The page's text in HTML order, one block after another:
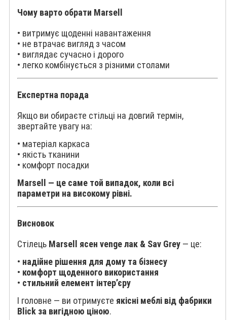
Чому варто обрати Marsell
• витримує щоденні навантаження
• не втрачає вигляд з часом
• виглядає сучасно і дорого
• легко комбінується з різними столами
Експертна порада
Якщо ви обираєте стільці на довгий термін,
звертайте увагу на:
• матеріал каркаса
• якість тканини
• комфорт посадки
Marsell — це саме той випадок, коли всі
параметри на високому рівні.
Висновок
Стілець Marsell ясен venge лак & Sav Grey — це:
• надійне рішення для дому та бізнесу
• комфорт щоденного використання
• стильний елемент інтер’єру
І головне — ви отримуєте якісні меблі від фабрики
Blick за вигідною ціною.